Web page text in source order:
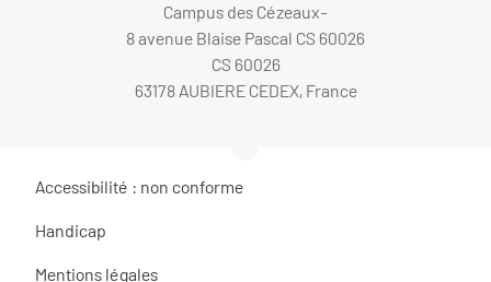
Campus des Cézeaux-
8 avenue Blaise Pascal CS 60026
CS 60026
63178 AUBIERE CEDEX, France
Accessibilité : non conforme
Handicap
Mentions légales